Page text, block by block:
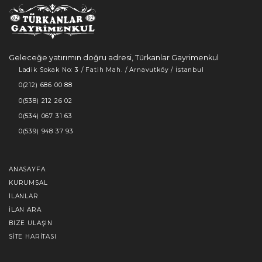
Geleceğe yatırımın doğru adresi, Türkanlar Gayrimenkul
Ladik Sokak No: 3 / Fatih Mah. / Arnavutköy / İstanbul
0(212) 686 00 88
0(538) 212 26 02
0(534) 067 31 63
0(539) 948 37 93
ANASAYFA
KURUMSAL
İLANLAR
İLAN ARA
BIZE ULAŞIN
SITE HARITASI